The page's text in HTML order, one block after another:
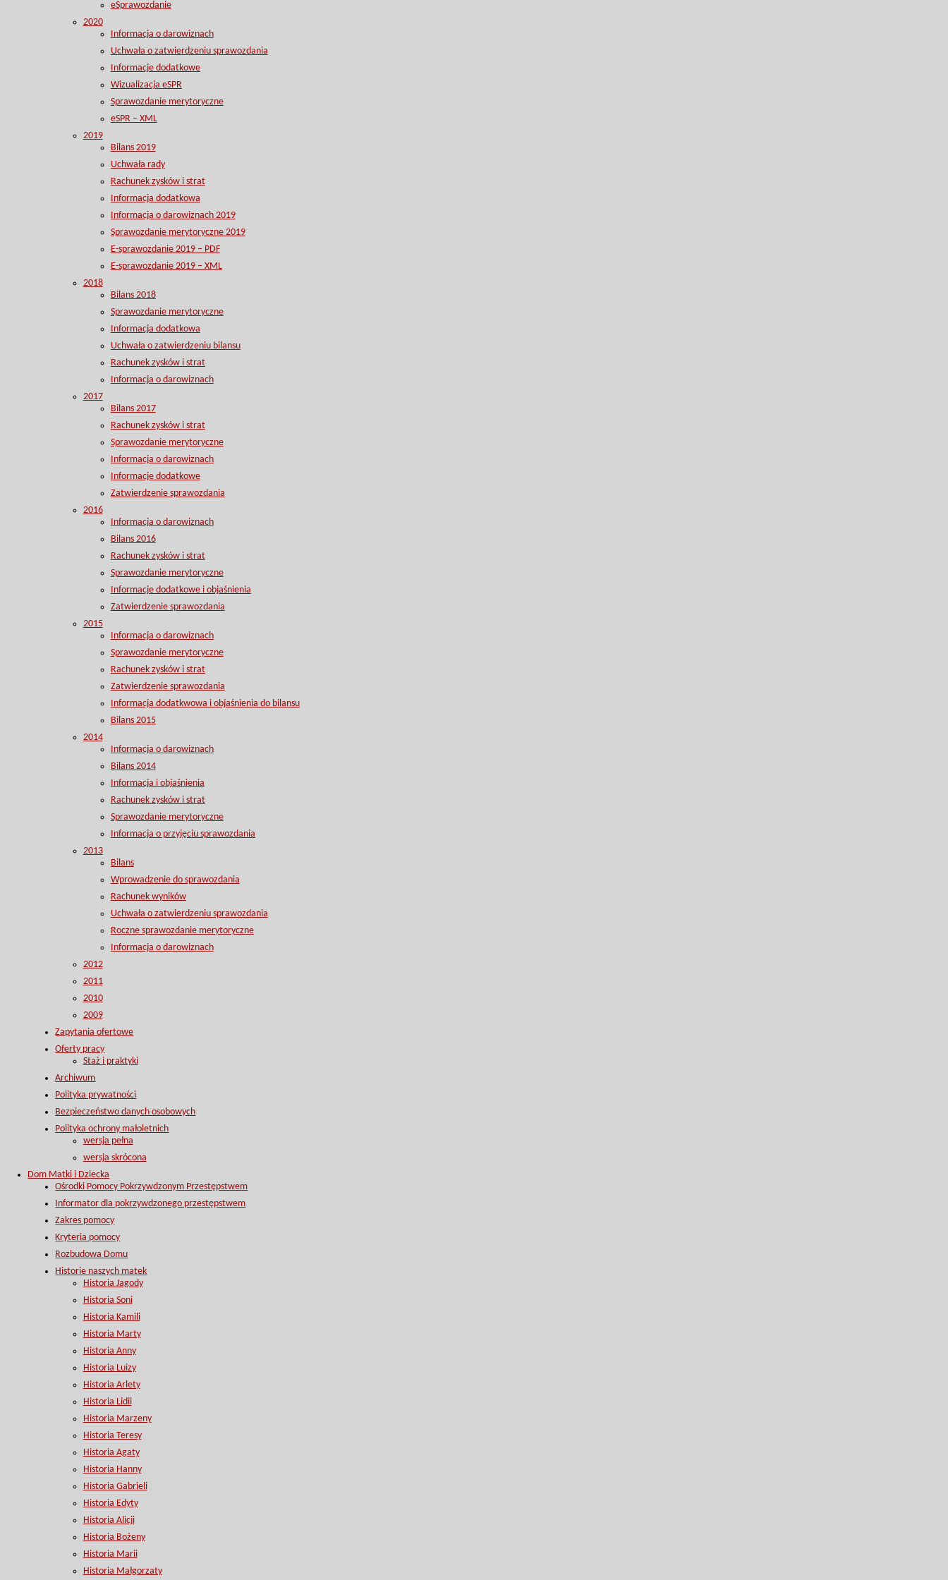
eSprawozdanie
2020
Informacja o darowiznach
Uchwała o zatwierdzeniu sprawozdania
Informacje dodatkowe
Wizualizacja eSPR
Sprawozdanie merytoryczne
eSPR – XML
2019
Bilans 2019
Uchwała rady
Rachunek zysków i strat
Informacja dodatkowa
Informacja o darowiznach 2019
Sprawozdanie merytoryczne 2019
E-sprawozdanie 2019 – PDF
E-sprawozdanie 2019 – XML
2018
Bilans 2018
Sprawozdanie merytoryczne
Informacja dodatkowa
Uchwała o zatwierdzeniu bilansu
Rachunek zysków i strat
Informacja o darowiznach
2017
Bilans 2017
Rachunek zysków i strat
Sprawozdanie merytoryczne
Informacja o darowiznach
Informacje dodatkowe
Zatwierdzenie sprawozdania
2016
Informacja o darowiznach
Bilans 2016
Rachunek zysków i strat
Sprawozdanie merytoryczne
Informacje dodatkowe i objaśnienia
Zatwierdzenie sprawozdania
2015
Informacja o darowiznach
Sprawozdanie merytoryczne
Rachunek zysków i strat
Zatwierdzenie sprawozdania
Informacja dodatkwowa i objaśnienia do bilansu
Bilans 2015
2014
Informacja o darowiznach
Bilans 2014
Informacja i objaśnienia
Rachunek zysków i strat
Sprawozdanie merytoryczne
Informacja o przyjęciu sprawozdania
2013
Bilans
Wprowadzenie do sprawozdania
Rachunek wyników
Uchwała o zatwierdzeniu sprawozdania
Roczne sprawozdanie merytoryczne
Informacja o darowiznach
2012
2011
2010
2009
Zapytania ofertowe
Oferty pracy
Staż i praktyki
Archiwum
Polityka prywatności
Bezpieczeństwo danych osobowych
Polityka ochrony małoletnich
wersja pełna
wersja skrócona
Dom Matki i Dziecka
Ośrodki Pomocy Pokrzywdzonym Przestępstwem
Informator dla pokrzywdzonego przestępstwem
Zakres pomocy
Kryteria pomocy
Rozbudowa Domu
Historie naszych matek
Historia Jagody
Historia Soni
Historia Kamili
Historia Marty
Historia Anny
Historia Luizy
Historia Arlety
Historia Lidii
Historia Marzeny
Historia Teresy
Historia Agaty
Historia Hanny
Historia Gabrieli
Historia Edyty
Historia Alicji
Historia Bożeny
Historia Marii
Historia Małgorzaty